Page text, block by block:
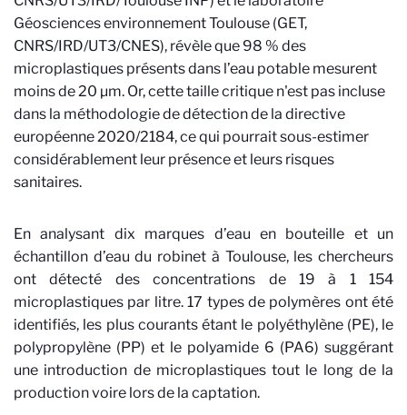
Géosciences environnement Toulouse (GET,
CNRS/IRD/UT3/CNES), révèle que 98 % des
microplastiques présents dans l’eau potable mesurent
moins de 20 µm. Or, cette taille critique n'est pas incluse
dans la méthodologie de détection de la directive
européenne 2020/2184, ce qui pourrait sous-estimer
considérablement leur présence et leurs risques
sanitaires.
En analysant dix marques d’eau en bouteille et un
échantillon d’eau du robinet à Toulouse, les chercheurs
ont détecté des concentrations de 19 à 1 154
microplastiques par litre. 17 types de polymères ont été
identifiés, les plus courants étant le polyéthylène (PE), le
polypropylène (PP) et le polyamide 6 (PA6) suggérant
une introduction de microplastiques tout le long de la
production voire lors de la captation.